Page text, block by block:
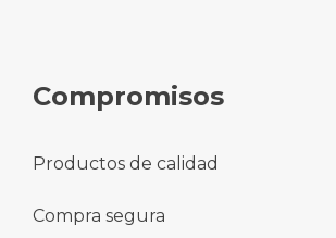
Compromisos
Productos de calidad
Compra segura